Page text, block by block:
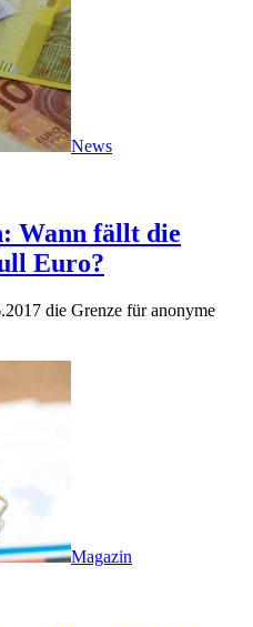
News
Wann fällt die
Euro?
die Grenze für anonyme
Magazin